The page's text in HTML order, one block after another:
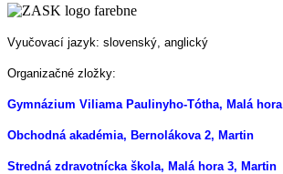
Vyučovací jazyk: slovenský, anglický
Organizačné zložky:
Gymnázium Viliama Paulinyho-Tótha, Malá
Obchodná akadémia, Bernolákova 2, Martin
Stredná zdravotnícka škola, Malá hora 3, Martin